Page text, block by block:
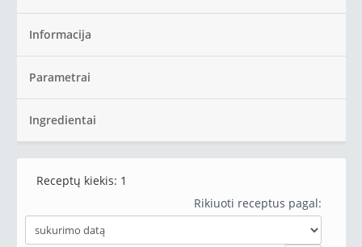
Informacija
Parametrai
Ingredientai
Receptų kiekis: 1
Rikiuoti receptus pagal: